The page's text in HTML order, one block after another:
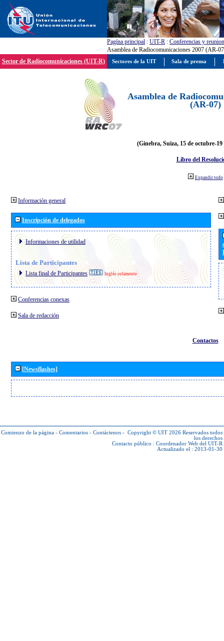
Pagína principal : UIT-R : Conferencias y
Asamblea de Radiocomunicaciones 2007 (AR-
Sector de Radiocomunicaciones (UIT-R)
Asamblea de
(AR-07)
(Ginebra, Suiza, 15 de octubre-19
Libro del
Expandir todo
Información general
Inscripción de delegados
Informaciones de utilidad
Lista de Participantes
Lista final de Participantes Inglés solamente
Conferencias conexas
Sala de redacción
Contactos
[Newsflashes]
Comienzo de la página - Comentarios - Contáctenos - Copyright © UIT 2026 Reservados todos
los derechos
Contacto público : Coordenador Web del UIT-R
Actualizado el : 2013-01-30
Sectores de la UIT Sala de prensa